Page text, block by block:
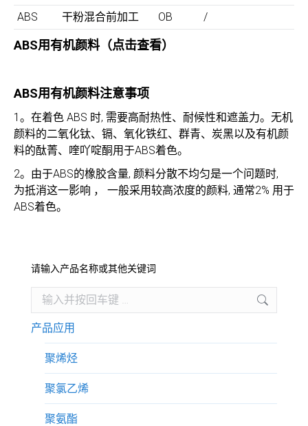
ABS 干粉混合前加工 OB /
ABS用有机颜料（点击查看）
ABS用有机颜料注意事项
1。在着色 ABS 时, 需要高耐热性、耐候性和遮盖力。无机
颜料的二氧化钛、镉、氧化铁红、群青、炭黑以及有机颜
料的酞菁、喹吖啶酮用于ABS着色。
2。由于ABS的橡胶含量, 颜料分散不均匀是一个问题时,
为抵消这一影响 ， 一般采用较高浓度的颜料, 通常2% 用于
ABS着色。
请输入产品名称或其他关键词
Search:
产品应用
聚烯烃
聚氯乙烯
聚氨酯